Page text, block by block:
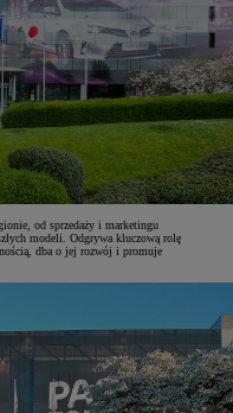
od sprzedaży i marketingu
modeli. Odgrywa kluczową rolę
dba o jej rozwój i promuje